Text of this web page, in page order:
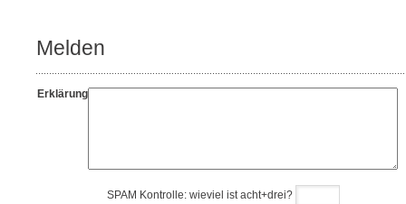
Melden
Erklärung
SPAM Kontrolle: wieviel istacht+drei?